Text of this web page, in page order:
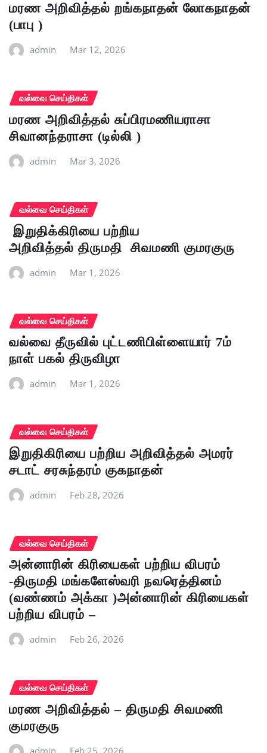
மரண அறிவித்தல் றங்கநாதன் லோகநாதன்
(பாபு )
admin Mar 12, 2026
வல்வை செய்திகள்
மரண அறிவித்தல் சுப்பிரமணியராசா
சிவானந்தராசா (டில்லி )
admin Mar 3, 2026
வல்வை செய்திகள்
இறுதிக்கிரியை பற்றிய
அறிவித்தல் திருமதி சிவமணி குமரகுரு
admin Mar 1, 2026
வல்வை செய்திகள்
வல்வை தீருவில் புட்டணிபிள்ளையார் 7ம்
நாள் பகல் திருவிழா
admin Mar 1, 2026
வல்வை செய்திகள்
இறுதிகிரியை பற்றிய அறிவித்தல் அமரர்
சடாட் சரசுந்தரம் குகநாதன்
admin Feb 28, 2026
வல்வை செய்திகள்
அன்னாரின் கிரியைகள் பற்றிய விபரம்
-திருமதி மங்களேஸ்வரி நவரெத்தினம்
(வண்ணம் அக்கா )அன்னாரின் கிரியைகள்
பற்றிய விபரம் –
admin Feb 26, 2026
வல்வை செய்திகள்
மரண அறிவித்தல் – திருமதி சிவமணி
குமரகுரு
admin Feb 25, 2026